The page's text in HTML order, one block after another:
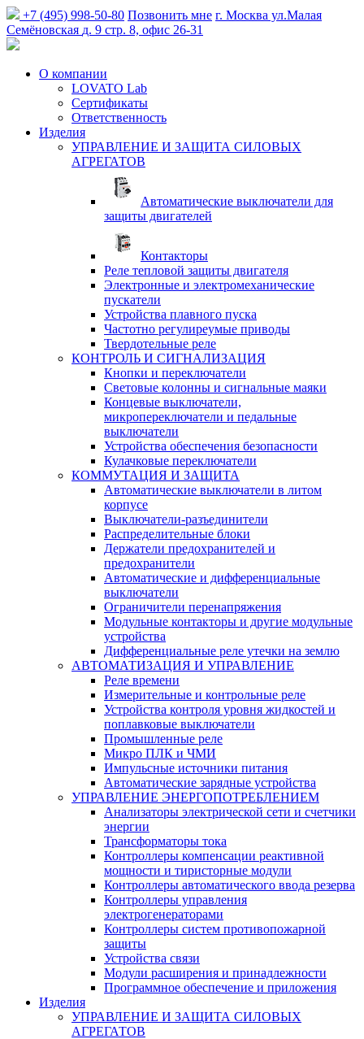
+7 (495) 998-50-80 Позвонить мне г. Москва ул.Малая
Семёновская д. 9 стр. 8, офис 26-31
О компании
LOVATO Lab
Сертификаты
Ответственность
Изделия
УПРАВЛЕНИЕ И ЗАЩИТА СИЛОВЫХ
АГРЕГАТОВ
Автоматические выключатели для
защиты двигателей
Контакторы
Реле тепловой защиты двигателя
Электронные и электромеханические
пускатели
Устройства плавного пуска
Частотно регулиреумые приводы
Твердотельные реле
КОНТРОЛЬ И СИГНАЛИЗАЦИЯ
Кнопки и переключатели
Световые колонны и сигнальные маяки
Концевые выключатели,
микропереключатели и педальные
выключатели
Устройства обеспечения безопасности
Кулачковые переключатели
КОММУТАЦИЯ И ЗАЩИТА
Автоматические выключатели в литом
корпусе
Выключатели-разъединители
Распределительные блоки
Держатели предохранителей и
предохранители
Автоматические и дифференциальные
выключатели
Ограничители перенапряжения
Модульные контакторы и другие модульные
устройства
Дифференциальные реле утечки на землю
АВТОМАТИЗАЦИЯ И УПРАВЛЕНИЕ
Реле времени
Измерительные и контрольные реле
Устройства контроля уровня жидкостей и
поплавковые выключатели
Промышленные реле
Микро ПЛК и ЧМИ
Импульсные источники питания
Автоматические зарядные устройства
УПРАВЛЕНИЕ ЭНЕРГОПОТРЕБЛЕНИЕМ
Анализаторы электрической сети и счетчики
энергии
Трансформаторы тока
Контроллеры компенсации реактивной
мощности и тиристорные модули
Контроллеры автоматического ввода резерва
Контроллеры управления
электрогенераторами
Контроллеры систем противопожарной
защиты
Устройства связи
Модули расширения и принадлежности
Программное обеспечение и приложения
Изделия
УПРАВЛЕНИЕ И ЗАЩИТА СИЛОВЫХ
АГРЕГАТОВ